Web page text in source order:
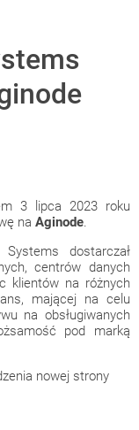
3 lipca 2023 roku
na Aginode.
dostarczał
centrów danych
klientów na różnych
mającej na celu
na obsługiwanych
pod marką
nowej strony